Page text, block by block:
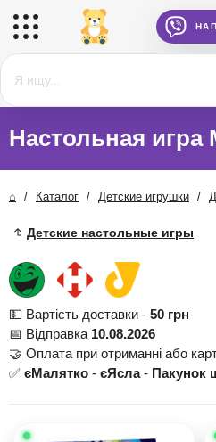
Настольная игра
⌂ / Каталог / Детские игрушки /
Детские настольные игры
💵 Вартість доставки - 50 грн
📅 Відправка 10.08.2026
🤝 Оплата при отриманні або
✅ єМалятко - єЯсла- Пакунок